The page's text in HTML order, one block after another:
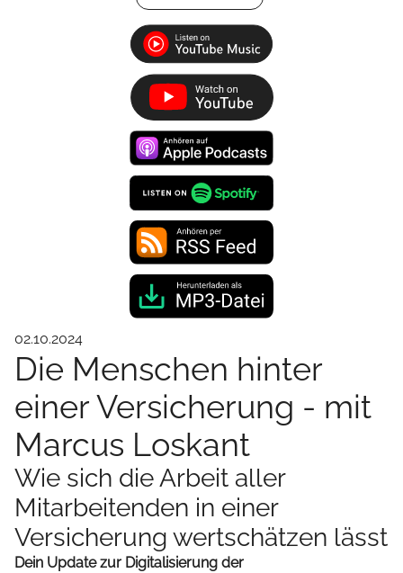
02.10.2024
Die Menschen hinter
einer Versicherung - mit
Marcus Loskant
Wie sich die Arbeit aller
Mitarbeitenden in einer
Versicherung wertschätzen lässt
Dein Update zur Digitalisierung der